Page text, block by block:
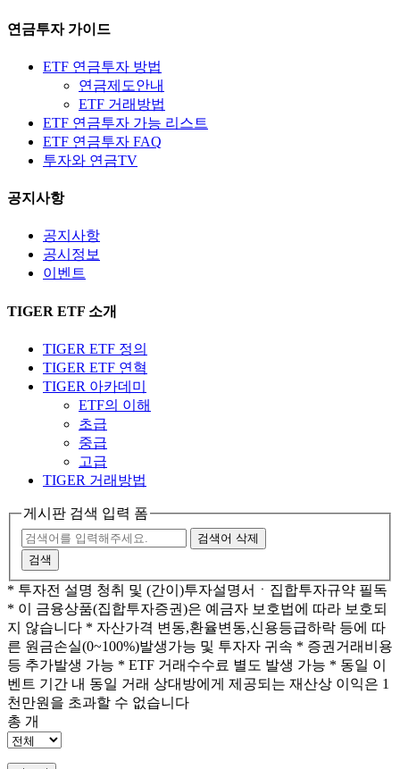
연금투자 가이드
ETF 연금투자 방법
연금제도안내
ETF 거래방법
ETF 연금투자 가능 리스트
ETF 연금투자 FAQ
투자와 연금TV
공지사항
공지사항
공시정보
이벤트
TIGER ETF 소개
TIGER ETF 정의
TIGER ETF 연혁
TIGER 아카데미
ETF의 이해
초급
중급
고급
TIGER 거래방법
게시판 검색 입력 폼
검색어 삭제
검색
* 투자전 설명 청취 및 (간이)투자설명서ㆍ집합투자규약 필독
* 이 금융상품(집합투자증권)은 예금자 보호법에 따라 보호되
지 않습니다 * 자산가격 변동,환율변동,신용등급하락 등에 따
른 원금손실(0~100%)발생가능 및 투자자 귀속 * 증권거래비용
등 추가발생 가능 * ETF 거래수수료 별도 발생 가능 * 동일 이
벤트 기간 내 동일 거래 상대방에게 제공되는 재산상 이익은 1
천만원을 초과할 수 없습니다
총 개